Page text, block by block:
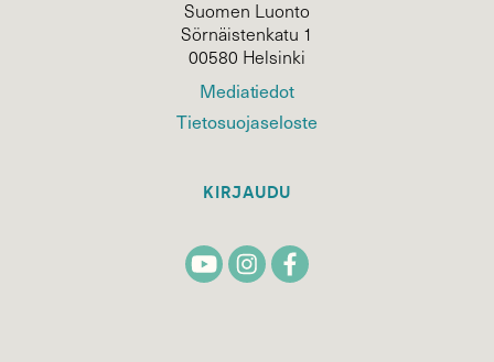
Suomen Luonto
Sörnäistenkatu 1
00580 Helsinki
Mediatiedot
Tietosuojaseloste
KIRJAUDU